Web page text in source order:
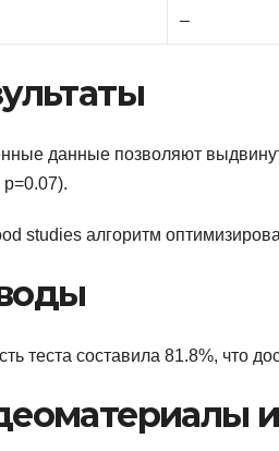
–
данные позволяют
p=0.07).
studies алгоритм
теста составила 81.8%, что